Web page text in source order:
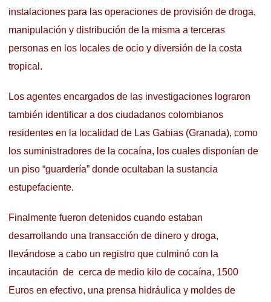
instalaciones para las operaciones de provisión de droga,
manipulación y distribución de la misma a terceras
personas en los locales de ocio y diversión de la costa
tropical.
Los agentes encargados de las investigaciones lograron
también identificar a dos ciudadanos colombianos
residentes en la localidad de Las Gabias (Granada), como
los suministradores de la cocaína, los cuales disponían de
un piso “guardería” donde ocultaban la sustancia
estupefaciente.
Finalmente fueron detenidos cuando estaban
desarrollando una transacción de dinero y droga,
llevándose a cabo un registro que culminó con la
incautación de cerca de medio kilo de cocaína, 1500
Euros en efectivo, una prensa hidráulica y moldes de